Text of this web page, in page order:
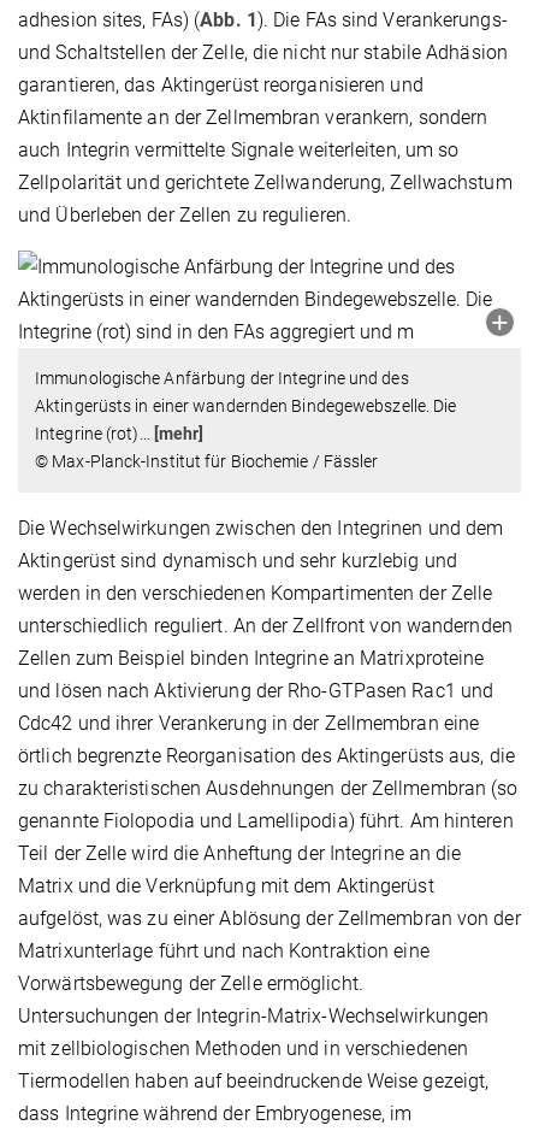
adhesion sites, FAs) (Abb. 1). Die FAs sind Verankerungs-
und Schaltstellen der Zelle, die nicht nur stabile Adhäsion
garantieren, das Aktingerüst reorganisieren und
Aktinfilamente an der Zellmembran verankern, sondern
auch Integrin vermittelte Signale weiterleiten, um so
Zellpolarität und gerichtete Zellwanderung, Zellwachstum
und Überleben der Zellen zu regulieren.
Immunologische Anfärbung der Integrine und des
Aktingerüsts in einer wandernden Bindegewebszelle. Die
Integrine (rot)
[mehr]
© Max-Planck-Institut für Biochemie / Fässler
Die Wechselwirkungen zwischen den Integrinen und dem
Aktingerüst sind dynamisch und sehr kurzlebig und
werden in den verschiedenen Kompartimenten der Zelle
unterschiedlich reguliert. An der Zellfront von wandernden
Zellen zum Beispiel binden Integrine an Matrixproteine
und lösen nach Aktivierung der Rho-GTPasen Rac1 und
Cdc42 und ihrer Verankerung in der Zellmembran eine
örtlich begrenzte Reorganisation des Aktingerüsts aus, die
zu charakteristischen Ausdehnungen der Zellmembran (so
genannte Fiolopodia und Lamellipodia) führt. Am hinteren
Teil der Zelle wird die Anheftung der Integrine an die
Matrix und die Verknüpfung mit dem Aktingerüst
aufgelöst, was zu einer Ablösung der Zellmembran von der
Matrixunterlage führt und nach Kontraktion eine
Vorwärtsbewegung der Zelle ermöglicht.
Untersuchungen der Integrin-Matrix-Wechselwirkungen
mit zellbiologischen Methoden und in verschiedenen
Tiermodellen haben auf beeindruckende Weise gezeigt,
dass Integrine während der Embryogenese, im